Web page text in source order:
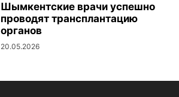
Шымкентские врачи успешно
проводят трансплантацию
органов
20.05.2026